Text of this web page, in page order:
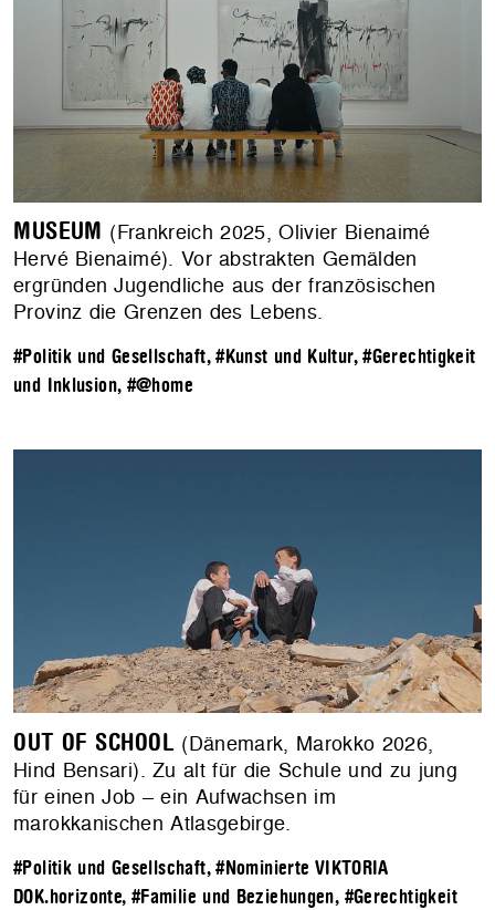
MUSEUM (Frankreich 2025, Olivier Bienaimé
Hervé Bienaimé). Vor abstrakten Gemälden
ergründen Jugendliche aus der französischen
Provinz die Grenzen des Lebens.
#Politik und Gesellschaft,#Kunst und Kultur,#Gerechtigkeit
und Inklusion, #@home
OUT OF SCHOOL (Dänemark, Marokko 2026,
Hind Bensari). Zu alt für die Schule und zu jung
für einen Job – ein Aufwachsen im
marokkanischen Atlasgebirge.
#Politik und Gesellschaft,#Nominierte VIKTORIA
DOK.horizonte, #Familie und Beziehungen, #Gerechtigkeit